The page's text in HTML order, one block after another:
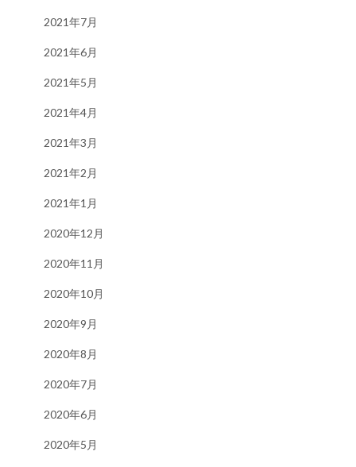
2021年7月
2021年6月
2021年5月
2021年4月
2021年3月
2021年2月
2021年1月
2020年12月
2020年11月
2020年10月
2020年9月
2020年8月
2020年7月
2020年6月
2020年5月